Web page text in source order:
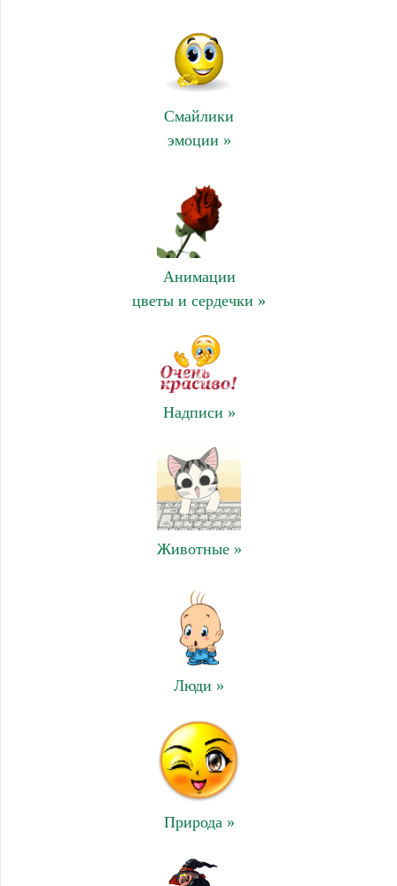
Смайлики
эмоции »
Анимации
цветы и сердечки »
Надписи »
Животные »
Люди »
Природа »